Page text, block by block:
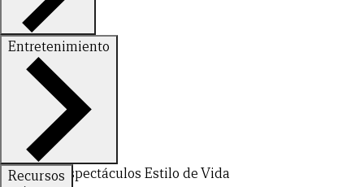
FinanzasOpinión
Entretenimiento
DeportesEspectáculos Estilo de Vida
Recursos